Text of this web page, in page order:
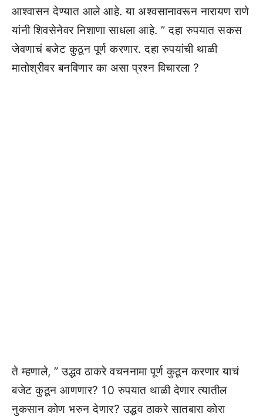
आश्वासन देण्यात आले आहे. या अश्वसानावरून नारायण राणे
यांनी शिवसेनेवर निशाणा साधला आहे. ” दहा रुपयात सकस
जेवणाचं बजेट कुठून पूर्ण करणार. दहा रुपयांची थाळी
मातोश्रीवर बनविणार का असा प्रश्न विचारला ?
ते म्हणाले, ” उद्धव ठाकरे वचननामा पूर्ण कुठून करणार याचं
बजेट कुठून आणणार? 10 रुपयात थाळी देणार त्यातील
नुकसान कोण भरुन देणार? उद्धव ठाकरे सातबारा कोरा